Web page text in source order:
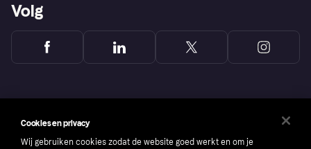
Volg
Cookies en privacy
Wij gebruiken cookies zodat de website goed werkt en om je